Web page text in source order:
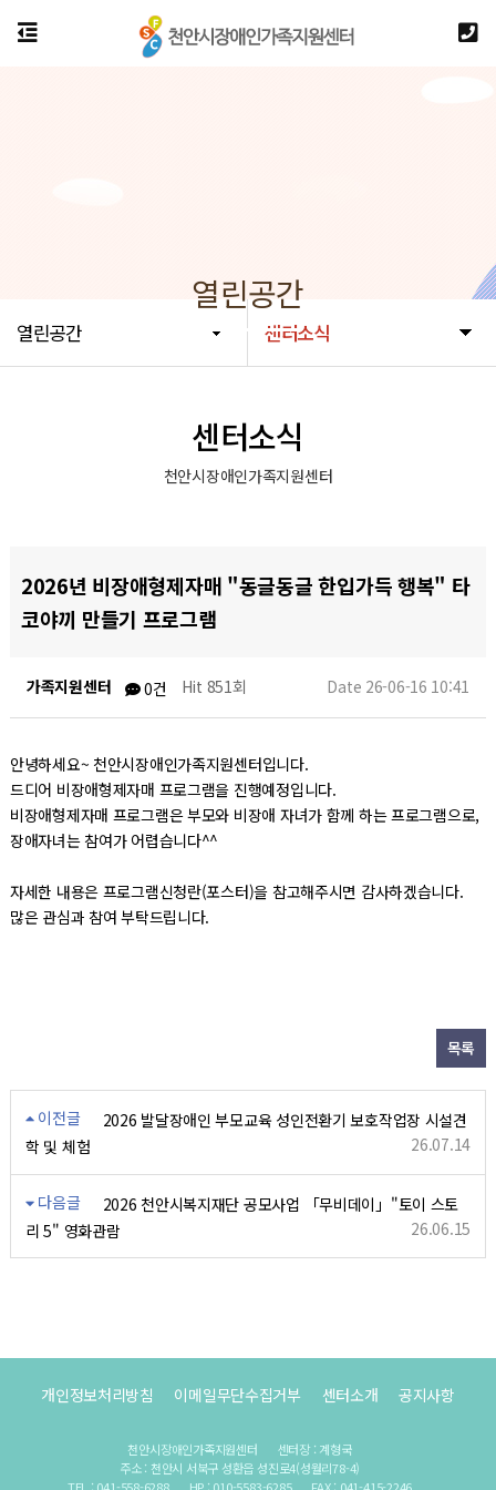
열린공간 센터소식
열린공간
센터소식
천안시장애인가족지원센터
2026년 비장애형제자매 "동글동글 한입가득 행복" 타
코야끼 만들기 프로그램
가족지원센터 0건 Hit 851회 Date 26-06-16 10:41
안녕하세요~ 천안시장애인가족지원센터입니다.
드디어 비장애형제자매 프로그램을 진행예정입니다.
비장애형제자매 프로그램은 부모와 비장애 자녀가 함께 하는 프로그램으로,
장애자녀는 참여가 어렵습니다^^
자세한 내용은 프로그램신청란(포스터)을 참고해주시면 감사하겠습니다.
많은 관심과 참여 부탁드립니다.
목록
이전글
2026 발달장애인 부모교육 성인전환기 보호작업장 시설견
학 및 체험
26.07.14
다음글
2026 천안시복지재단 공모사업 「무비데이」"토이 스토
리 5" 영화관람
26.06.15
개인정보처리방침 이메일무단수집거부 센터소개 공지사항
천안시장애인가족지원센터
센터장 : 계형국
주소 : 천안시 서북구 성환읍 성진로4(성월리78-4)